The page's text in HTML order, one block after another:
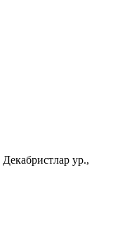
ур.,